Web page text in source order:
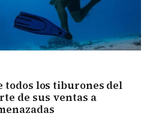
los tiburones del
de sus ventas a